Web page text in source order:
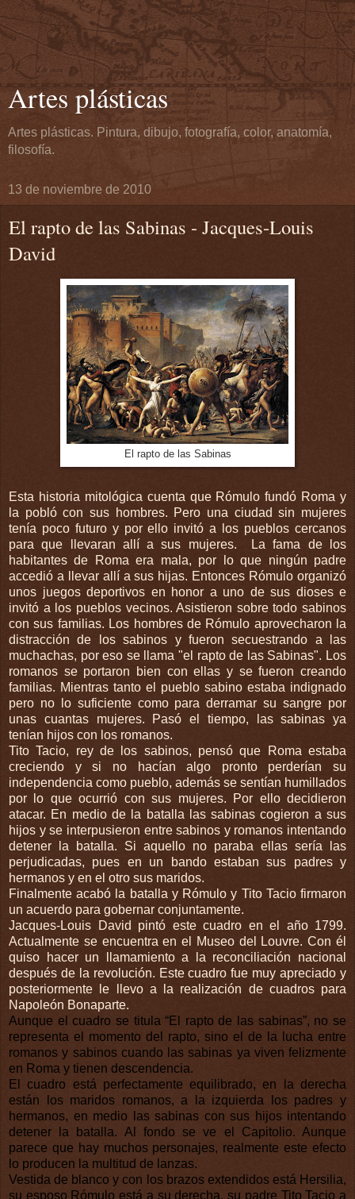
Artes plásticas
Artes plásticas. Pintura, dibujo, fotografía, color, anatomía,
filosofía.
13 de noviembre de 2010
El rapto de las Sabinas - Jacques-Louis
David
El rapto de las Sabinas
Esta historia mitológica cuenta que Rómulo fundó Roma y
la pobló con sus hombres. Pero una ciudad sin mujeres
tenía poco futuro y por ello invitó a los pueblos cercanos
para que llevaran allí a sus mujeres. La fama de los
habitantes de Roma era mala, por lo que ningún padre
accedió a llevar allí a sus hijas. Entonces Rómulo organizó
unos juegos deportivos en honor a uno de sus dioses e
invitó a los pueblos vecinos. Asistieron sobre todo sabinos
con sus familias. Los hombres de Rómulo aprovecharon la
distracción de los sabinos y fueron secuestrando a las
muchachas, por eso se llama "el rapto de las Sabinas". Los
romanos se portaron bien con ellas y se fueron creando
familias. Mientras tanto el pueblo sabino estaba indignado
pero no lo suficiente como para derramar su sangre por
unas cuantas mujeres. Pasó el tiempo, las sabinas ya
tenían hijos con los romanos.
Tito Tacio, rey de los sabinos, pensó que Roma estaba
creciendo y si no hacían algo pronto perderían su
independencia como pueblo, además se sentían humillados
por lo que ocurrió con sus mujeres. Por ello decidieron
atacar. En medio de la batalla las sabinas cogieron a sus
hijos y se interpusieron entre sabinos y romanos intentando
detener la batalla. Si aquello no paraba ellas sería las
perjudicadas, pues en un bando estaban sus padres y
hermanos y en el otro sus maridos.
Finalmente acabó la batalla y Rómulo y Tito Tacio firmaron
un acuerdo para gobernar conjuntamente.
Jacques-Louis David pintó este cuadro en el año 1799.
Actualmente se encuentra en el Museo del Louvre. Con él
quiso hacer un llamamiento a la reconciliación nacional
después de la revolución. Este cuadro fue muy apreciado y
posteriormente le llevo a la realización de cuadros para
Napoleón Bonaparte.
Aunque el cuadro se titula “El rapto de las sabinas”, no se
representa el momento del rapto, sino el de la lucha entre
romanos y sabinos cuando las sabinas ya viven felizmente
en Roma y tienen descendencia.
El cuadro está perfectamente equilibrado, en la derecha
están los maridos romanos, a la izquierda los padres y
hermanos, en medio las sabinas con sus hijos intentando
detener la batalla. Al fondo se ve el Capitolio. Aunque
parece que hay muchos personajes, realmente este efecto
lo producen la multitud de lanzas.
Vestida de blanco y con los brazos extendidos está Hersilia,
su esposo Rómulo está a su derecha, su padre Tito Tacio a